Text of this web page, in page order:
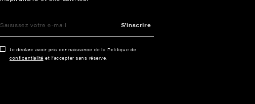
S'inscrire
Je déclare avoir pris connaissance de la Politique de
confidentialité et l’accepter sans réserve.